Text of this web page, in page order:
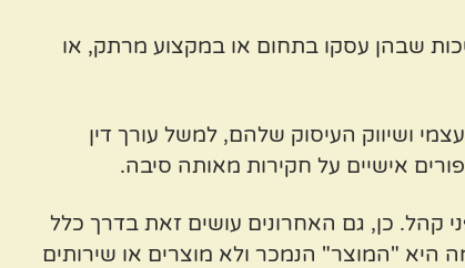
שבהן עסקו בתחום או במקצוע מרתק, או
ושיווק העיסוק שלהם, למשל עורך דין
אישיים על חקירות מאותה סיבה.
קהל. כן, גם האחרונים עושים זאת בדרך כלל
"המוצר" הנמכר ולא מוצרים או שירותים